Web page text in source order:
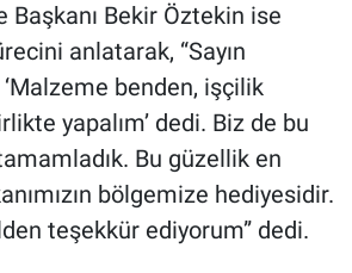
Başkanı Bekir Öztekin ise
anlatarak, “Sayın
‘Malzeme benden, işçilik
yapalım’ dedi. Biz de bu
Bu güzellik en
bölgemize hediyesidir.
teşekkür ediyorum” dedi.